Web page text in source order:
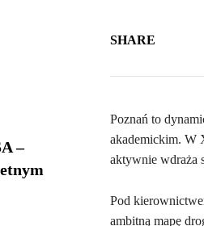
–
SHARE
Poznań to
akademickim. W
aktywnie wdraża
Pod
ambitną mapę